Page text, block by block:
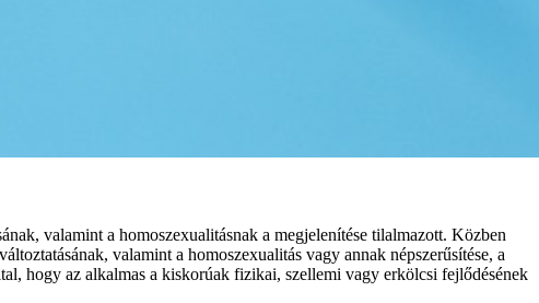
valamint a homoszexualitásnak a megjelenítése tilalmazott. Közben
valamint a homoszexualitás vagy annak népszerűsítése, a
hogy az alkalmas a kiskorúak fizikai, szellemi vagy erkölcsi fejlődésének